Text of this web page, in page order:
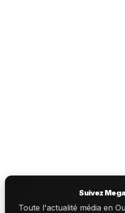
Suivez
Toute l'actualité média en